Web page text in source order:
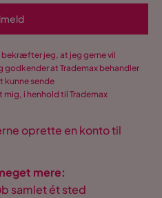
jeg, at jeg gerne vil
godkender at Trademax behandler
kunne sende
i henhold til Trademax
oprette en konto til
mere:
samlet ét sted